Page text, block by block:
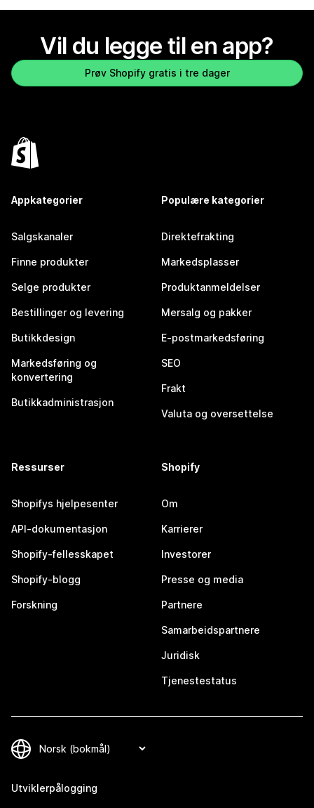
Vil du legge til en app?
Prøv Shopify gratis i tre dager
Appkategorier
Salgskanaler
Finne produkter
Selge produkter
Bestillinger og levering
Butikkdesign
Markedsføring og
konvertering
Butikkadministrasjon
Populære kategorier
Direktefrakting
Markedsplasser
Produktanmeldelser
Mersalg og pakker
E-postmarkedsføring
SEO
Frakt
Valuta og oversettelse
Ressurser
Shopifys hjelpesenter
API-dokumentasjon
Shopify-fellesskapet
Shopify-blogg
Forskning
Shopify
Om
Karrierer
Investorer
Presse og media
Partnere
Samarbeidspartnere
Juridisk
Tjenestestatus
Utviklerpålogging